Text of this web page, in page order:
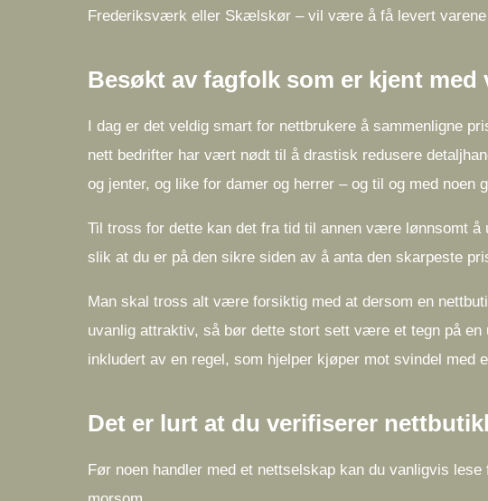
Frederiksværk eller Skælskør – vil være å få levert varene
Besøkt av fagfolk som er kjent med
I dag er det veldig smart for nettbrukere å sammenligne
nett bedrifter har vært nødt til å drastisk redusere
og jenter, og like for damer og herrer – og til og med noen
Til tross for dette kan det fra tid til annen være lønnsomt
slik at du er på den sikre siden av å anta den skarpeste
Man skal tross alt være forsiktig med at dersom en
uvanlig attraktiv, så bør dette stort sett være et tegn på
inkludert av en regel, som hjelper kjøper mot svindel med
Det er lurt at du verifiserer
Før noen handler med et nettselskap kan du vanligvis